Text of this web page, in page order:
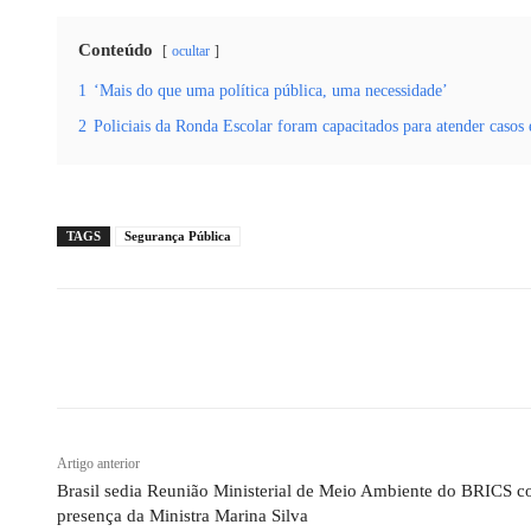
Conteúdo ocultar
1 ‘Mais do que uma política pública, uma necessidade’
2 Policiais da Ronda Escolar foram capacitados para atender
TAGS Segurança Pública
Artigo anterior
Brasil sedia Reunião Ministerial de Meio Ambiente do BRICS
presença da Ministra Marina Silva